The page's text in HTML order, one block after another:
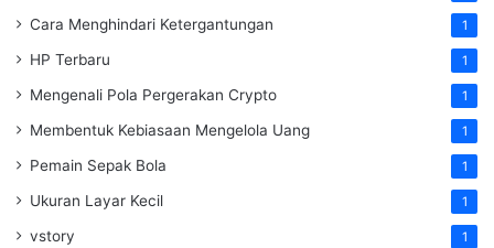
Cara Menghindari Ketergantungan 1
HP Terbaru 1
Mengenali Pola Pergerakan Crypto 1
Membentuk Kebiasaan Mengelola Uang 1
Pemain Sepak Bola 1
Ukuran Layar Kecil 1
vstory 1